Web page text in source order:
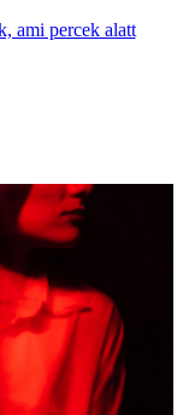
ami percek alatt